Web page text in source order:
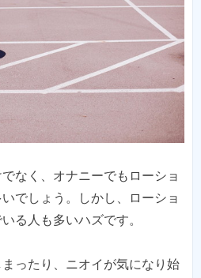
なく、オナニーでもローショ
でしょう。しかし、ローショ
る人も多いハズです。
ったり、ニオイが気になり始